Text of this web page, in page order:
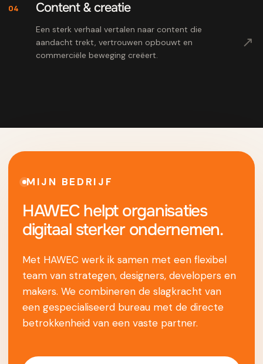
04 Content & creatie
Een sterk verhaal vertalen naar content die
aandacht trekt, vertrouwen opbouwt en
commerciële beweging creëert.
↗
MIJN BEDRIJF
HAWEC helpt organisaties
digitaal sterker ondernemen.
Met HAWEC werk ik samen met een flexibel
team van strategen, designers, developers en
makers. We combineren de slagkracht van
een gespecialiseerd bureau met de directe
betrokkenheid van een vaste partner.